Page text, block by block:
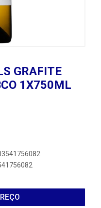
GRAFITE
1X750ML